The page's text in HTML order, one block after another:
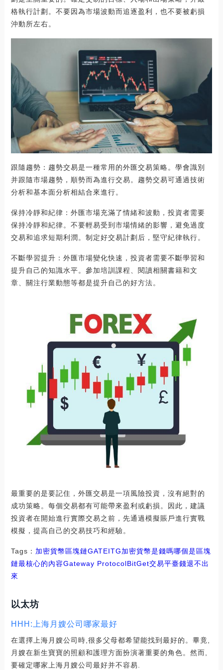
格執行計劃。不要因為市場波動而追逐盈利，也不要被虧損
沖動所左右。
跟隨趨勢：趨勢交易是一種常用的外匯交易策略。學會識別
并跟隨市場趨勢，順勢而為進行交易。趨勢交易可通過技術
分析和基本面分析相結合來進行。
保持冷靜和紀律：外匯市場充滿了情緒和波動，投資者需要
保持冷靜和紀律。不要輕易受到市場情緒的影響，避免過度
交易和追求短期利潤。制定好交易計劃后，堅守紀律執行。
不斷學習提升：外匯市場變化快速，投資者需要不斷學習和
提升自己的知識水平。參加培訓課程、閱讀相關書籍和文
章、關注行業動態等都是提升自己的好方法。
最重要的是要記住，外匯交易是一項風險投資，沒有絕對的
成功策略。每個交易都有可能帶來盈利或虧損。因此，建議
投資者在開始進行實際交易之前，先通過模擬賬戶進行實戰
模擬，提高自己的交易技巧和經驗。
Tags： 加密貨幣 區塊鏈GATEITG加密貨幣是錢嗎哪個是區塊
鏈最核心的內容Gateway ProtocolBitGet交易平臺錢退不出
來
以太坊
HHH:上海月嫂公司哪家最好
在選擇上海月嫂公司時,很多父母都希望能找到最好的。畢竟,
月嫂在新生寶寶的照顧和護理方面扮演著重要的角色。然而,
要確定哪家上海月嫂公司最好并不容易.